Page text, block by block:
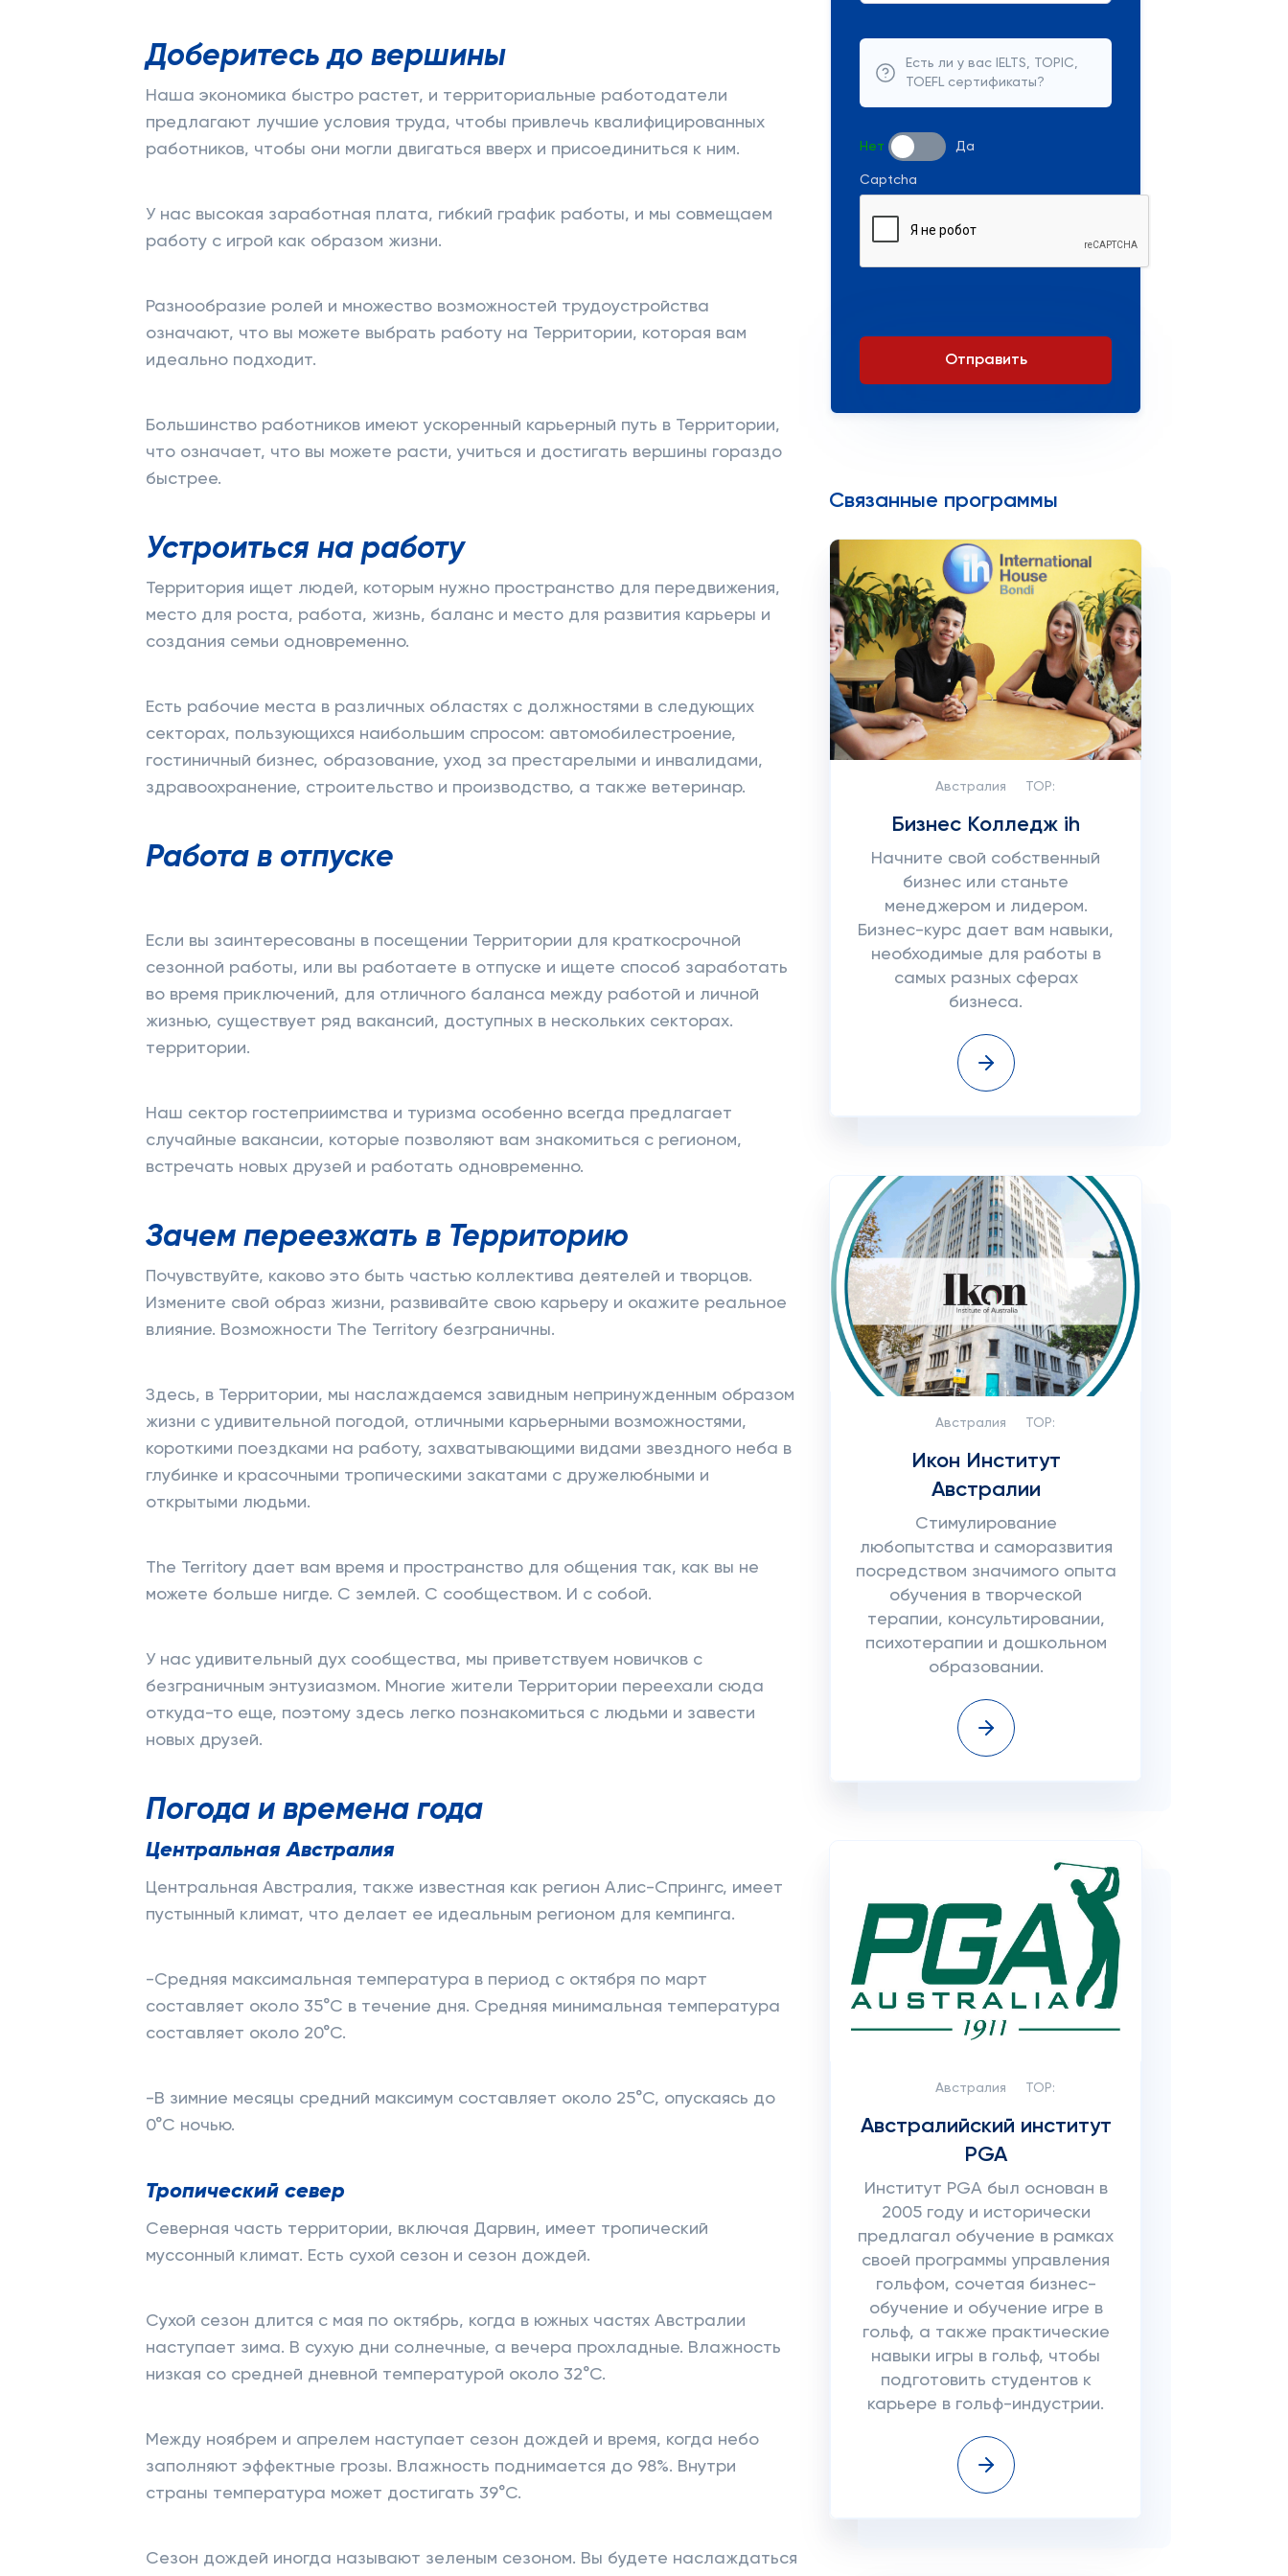
Доберитесь до вершины
Наша экономика быстро растет, и территориальные работодатели
предлагают лучшие условия труда, чтобы привлечь квалифицированных
работников, чтобы они могли двигаться вверх и присоединиться к ним.
У нас высокая заработная плата, гибкий график работы, и мы совмещаем
работу с игрой как образом жизни.
Разнообразие ролей и множество возможностей трудоустройства
означают, что вы можете выбрать работу на Территории, которая вам
идеально подходит.
Большинство работников имеют ускоренный карьерный путь в Территории,
что означает, что вы можете расти, учиться и достигать вершины гораздо
быстрее.
Устроиться на работу
Территория ищет людей, которым нужно пространство для передвижения,
место для роста, работа, жизнь, баланс и место для развития карьеры и
создания семьи одновременно.
Есть рабочие места в различных областях с должностями в следующих
секторах, пользующихся наибольшим спросом: автомобилестроение,
гостиничный бизнес, образование, уход за престарелыми и инвалидами,
здравоохранение, строительство и производство, а также ветеринар.
Работа в отпуске
Если вы заинтересованы в посещении Территории для краткосрочной
сезонной работы, или вы работаете в отпуске и ищете способ заработать
во время приключений, для отличного баланса между работой и личной
жизнью, существует ряд вакансий, доступных в нескольких секторах.
территории.
Наш сектор гостеприимства и туризма особенно всегда предлагает
случайные вакансии, которые позволяют вам знакомиться с регионом,
встречать новых друзей и работать одновременно.
Зачем переезжать в Территорию
Почувствуйте, каково это быть частью коллектива деятелей и творцов.
Измените свой образ жизни, развивайте свою карьеру и окажите реальное
влияние. Возможности The Territory безграничны.
Здесь, в Территории, мы наслаждаемся завидным непринужденным образом
жизни с удивительной погодой, отличными карьерными возможностями,
короткими поездками на работу, захватывающими видами звездного неба в
глубинке и красочными тропическими закатами с дружелюбными и
открытыми людьми.
The Territory дает вам время и пространство для общения так, как вы не
можете больше нигде. С землей. С сообществом. И с собой.
У нас удивительный дух сообщества, мы приветствуем новичков с
безграничным энтузиазмом. Многие жители Территории переехали сюда
откуда-то еще, поэтому здесь легко познакомиться с людьми и завести
новых друзей.
Погода и времена года
Центральная Австралия
Центральная Австралия, также известная как регион Алис-Спрингс, имеет
пустынный климат, что делает ее идеальным регионом для кемпинга.
-Средняя максимальная температура в период с октября по март
составляет около 35°C в течение дня. Средняя минимальная температура
составляет около 20°C.
-В зимние месяцы средний максимум составляет около 25°C, опускаясь до
0°C ночью.
Тропический север
Северная часть территории, включая Дарвин, имеет тропический
муссонный климат. Есть сухой сезон и сезон дождей.
Сухой сезон длится с мая по октябрь, когда в южных частях Австралии
наступает зима. В сухую дни солнечные, а вечера прохладные. Влажность
низкая со средней дневной температурой около 32°C.
Между ноябрем и апрелем наступает сезон дождей и время, когда небо
заполняют эффектные грозы. Влажность поднимается до 98%. Внутри
страны температура может достигать 39°C.
Сезон дождей иногда называют зеленым сезоном. Вы будете наслаждаться
Есть ли у вас IELTS, TOPIC,
TOEFL сертификаты?
Нет Да
Captcha
Отправить
Связанные программы
Австралия TOP:
Бизнес Колледж ih
Начните свой собственный
бизнес или станьте
менеджером и лидером.
Бизнес-курс дает вам навыки,
необходимые для работы в
самых разных сферах
бизнеса.
Австралия TOP:
Икон Институт
Австралии
Стимулирование
любопытства и саморазвития
посредством значимого опыта
обучения в творческой
терапии, консультировании,
психотерапии и дошкольном
образовании.
Австралия TOP:
Австралийский институт
PGA
Институт PGA был основан в
2005 году и исторически
предлагал обучение в рамках
своей программы управления
гольфом, сочетая бизнес-
обучение и обучение игре в
гольф, а также практические
навыки игры в гольф, чтобы
подготовить студентов к
карьере в гольф-индустрии.